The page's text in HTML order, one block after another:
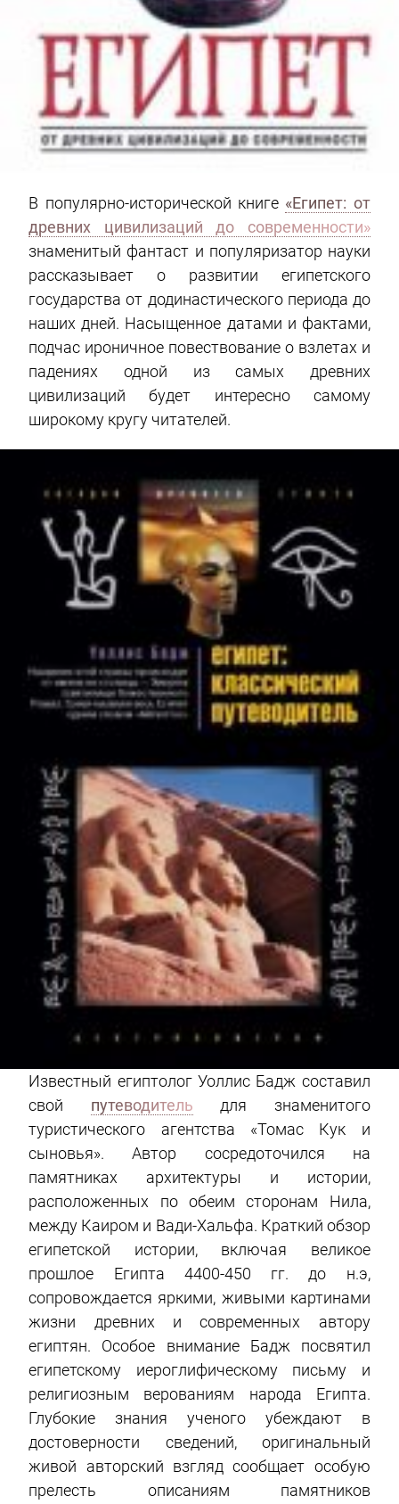
В популярно-исторической книге «Египет: от
древних цивилизаций до современности»
знаменитый фантаст и популяризатор науки
рассказывает о развитии египетского
государства от додинастического периода до
наших дней. Насыщенное датами и фактами,
подчас ироничное повествование о взлетах и
падениях одной из самых древних
цивилизаций будет интересно самому
широкому кругу читателей.
Известный египтолог Уоллис Бадж составил
свой путеводитель для знаменитого
туристического агентства «Томас Кук и
сыновья». Автор сосредоточился на
памятниках архитектуры и истории,
расположенных по обеим сторонам Нила,
между Каиром и Вади-Хальфа. Краткий обзор
египетской истории, включая великое
прошлое Египта 4400-450 гг. до н.э,
сопровождается яркими, живыми картинами
жизни древних и современных автору
египтян. Особое внимание Бадж посвятил
египетскому иероглифическому письму и
религиозным верованиям народа Египта.
Глубокие знания ученого убеждают в
достоверности сведений, оригинальный
живой авторский взгляд сообщает особую
прелесть описаниям памятников